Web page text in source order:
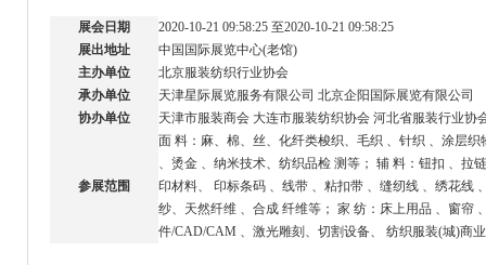
展会日期
2020-10-21 09:58:25 至2020-10-21 09:58:25
展出地址
中国国际展览中心(老馆)
主办单位
北京服装纺织行业协会
承办单位
天津星际展览服务有限公司 北京企阳国际展览有限公司
协办单位
天津市服装商会 大连市服装纺织协会 河北省服装行业协
参展范围
面 料：麻、棉、丝、化纤类梭织、毛织 、针织 、涂层
、烫金 、纳米技术、纺织品检 测等； 辅 料：钮扣 、拉
印材料、 印标条码 、线带 、粘扣带 、缝纫线 、绣花线
纱、天然纤维 、合成 纤维等； 家 纺：床上用品 、窗帘
件/CAD/CAM 、激光雕刻、切割设备、 纺织服装(城)商